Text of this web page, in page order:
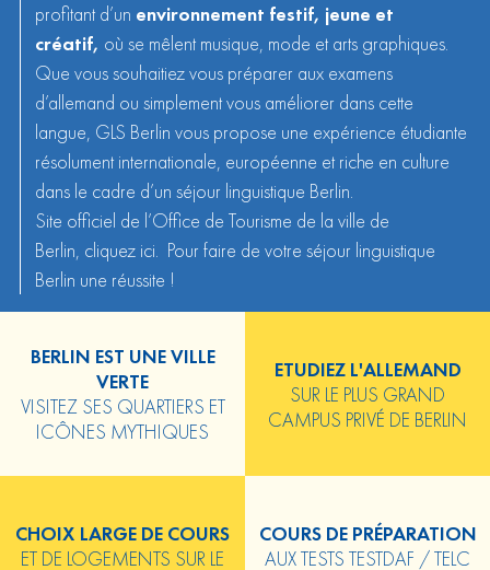
profitant d’un environnement festif, jeune et
créatif, où se mêlent musique, mode et arts graphiques.
Que vous souhaitiez vous préparer aux examens
d’allemand ou simplement vous améliorer dans cette
langue, GLS Berlin vous propose une expérience étudiante
résolument internationale, européenne et riche en culture
dans le cadre d’un séjour linguistique Berlin.
Site officiel de l’Office de Tourisme de la ville de
Berlin, cliquez ici. Pour faire de votre séjour linguistique
Berlin une réussite !
BERLIN EST UNE VILLE
VERTE
VISITEZ SES QUARTIERS ET
ICÔNES MYTHIQUES
ETUDIEZ L'ALLEMAND
SUR LE PLUS GRAND
CAMPUS PRIVÉ DE BERLIN
CHOIX LARGE DE COURS
ET DE LOGEMENTS SUR LE
COURS DE PRÉPARATION
AUX TESTS TESTDAF / TELC